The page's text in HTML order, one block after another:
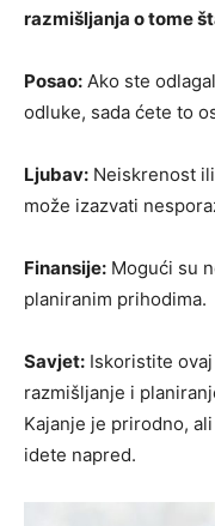
razmišljanja o tome
Posao: Ako ste
odluke, sada ćete to
Ljubav: Neiskrenost
može izazvati
Finansije: Mogući su
planiranim prihodima.
Savjet: Iskoristite
razmišljanje i
Kajanje je prirodno,
idete napred.